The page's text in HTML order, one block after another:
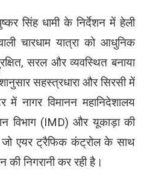
सिंह धामीके निर्देशन में हेली
चारधाम यात्रा को आधुनिक
सरल और व्यवस्थित बनाया
सहस्त्रधारा और सिरसी में
में नागर विमानन महानिदेशालय
विभाग (IMD) और यूकाड़ा की
एयर ट्रैफिक कंट्रोल के साथ
निगरानी कर रही है।